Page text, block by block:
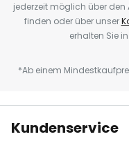
jederzeit möglich über den
finden oder über unser
erhalten Sie
*Ab einem
Kundenservice